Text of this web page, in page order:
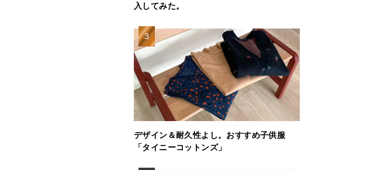
入してみた。
デザイン＆耐久性よし。おすすめ子供服
「タイニーコットンズ」